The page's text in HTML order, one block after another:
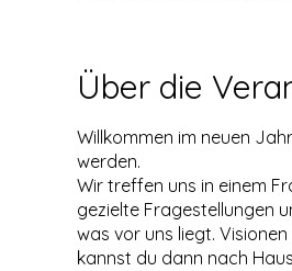
Über die
Willkommen im neuen
werden.
Wir treffen uns in einem
gezielte Fragestellungen
was vor uns liegt.
kannst du dann nach